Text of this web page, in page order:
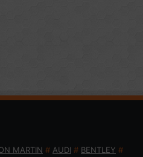
MARTIN # AUDI # BENTLEY #